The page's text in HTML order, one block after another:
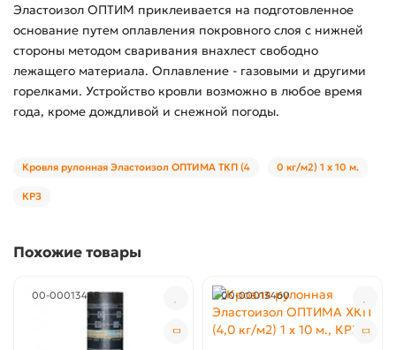
Эластоизол ОПТИМ приклеивается на подготовленное
основание путем оплавления покровного слоя с нижней
стороны методом сваривания внахлест свободно
лежащего материала. Оплавление - газовыми и другими
горелками. Устройство кровли возможно в любое время
года, кроме дождливой и снежной погоды.
Кровля рулонная Эластоизол ОПТИМА ТКП (4 0 кг/м2) 1 х 10 м.
КРЗ
Похожие товары
00-00013455 00-00013460